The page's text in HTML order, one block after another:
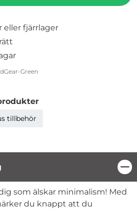
eller fjärrlager
Green
tillbehör
som älskar minimalism! Med
du knappt att du